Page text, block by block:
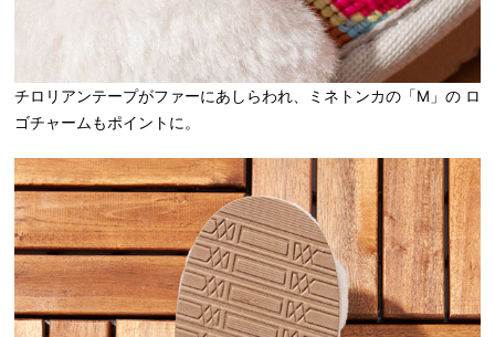
チロリアンテープがファーにあしらわれ、ミネトンカの「M」の ロ
ゴチャームもポイントに。